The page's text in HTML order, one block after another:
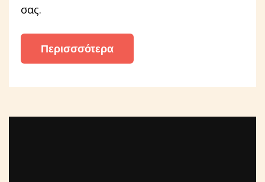
σας.
Περισσσότερα